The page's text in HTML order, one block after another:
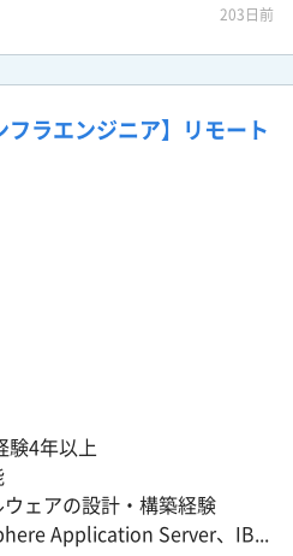
203日前
ラエンジニア】リモート
験4年以上
ウェアの設計・構築経験
Application Server、IB...